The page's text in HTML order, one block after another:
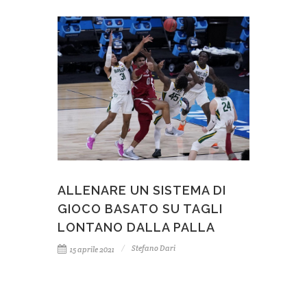
ALLENARE UN SISTEMA DI
GIOCO BASATO SU TAGLI
LONTANO DALLA PALLA
15 aprile 2021 Stefano Dari